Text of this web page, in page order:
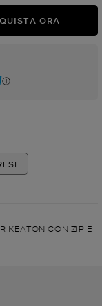
ORA
KEATON CON ZIP E